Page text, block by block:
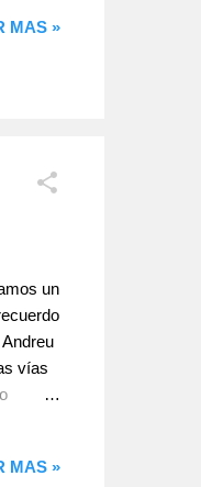
MAS »
un
vías
MAS »